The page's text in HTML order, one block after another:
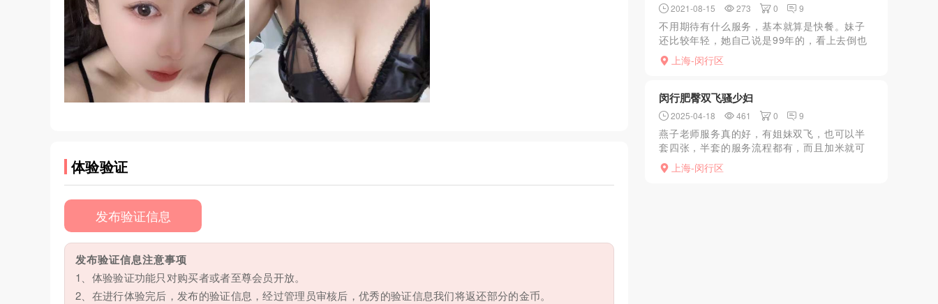
体验验证
发布验证信息
发布验证信息注意事项
1、体验验证功能只对购买者或者至尊会员开放。
2、在进行体验完后，发布的验证信息，经过管理员审核后，优秀的验证信息我们将返还部分的金币。
2021-08-15 273 0 9
不用期待有什么服务，基本就算是快餐。妹子
还比较年轻，她自己说是99年的，看上去倒也
差不多，胡乱指划几下，口了一小会，换了姿
势倒也没机车，五张还行吧，谈不上什么性价
上海-闵行区
闵行肥臀双飞骚少妇
2025-04-18 461 0 9
燕子老师服务真的好，有姐妹双飞，也可以半
套四张，半套的服务流程都有，而且加米就可
以全套，做完之后还能给我抓龙筋，保护前列
腺，如果是喜欢服务的真的可以去体验一下，
上海-闵行区